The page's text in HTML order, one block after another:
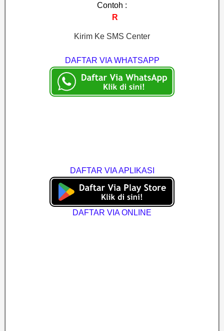
Contoh :
REGMA#AYU CELL#BIMA
Kirim Ke SMS Center
DAFTAR VIA WHATSAPP
DAFTAR VIA APLIKASI
DAFTAR VIA ONLINE